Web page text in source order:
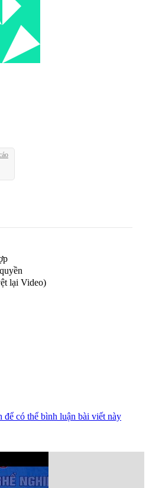
lại Video)
để có thể bình luận bài viết này